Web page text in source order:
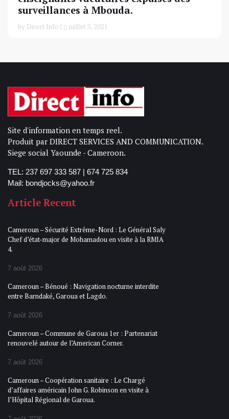
surveillances à Mbouda.
by Direct Info | juillet 3, 2021
Site d'information en temps reel.
Produit par DIRECT SERVICES AND COMMUNICATION.
Siege social Yaounde - Cameroon.
TEL: 237 697 333 587 | 674 725 834
Mail: bondjocks@yahoo.fr
Article Recent
Cameroun – Sécurité Extrême-Nord : Le Général Saly
Chef d’état-major de Mohamadou en visite à la RMIA
4.
7 août 2026
Cameroun – Bénoué : Navigation nocturne interdite
entre Barndaké, Garoua et Lagdo.
7 août 2026
Cameroun – Commune de Garoua 1er : Partenariat
renouvelé autour de l’American Corner.
7 août 2026
Cameroun – Coopération sanitaire : Le Chargé
d’affaires américain John G. Robinson en visite à
l’Hôpital Régional de Garoua.